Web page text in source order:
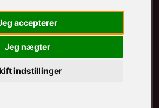
accepterer
Jeg nægter
indstillinger